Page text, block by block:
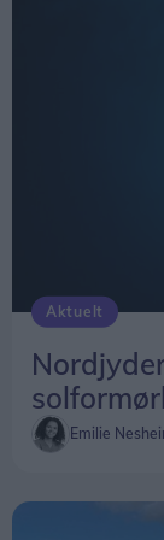
end 20 år, og
opleve en
Vil man se
skulle der ske
siden har hun
Klinikken
For Eva
klinikken
fysisk på en
Aktuelt
Emilie